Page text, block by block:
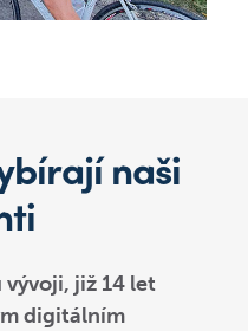
naši
již 14 let
digitálním